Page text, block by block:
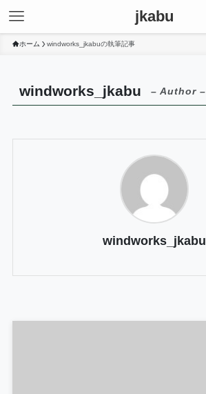
jkabu
ホーム windworks_jkabuの執筆記事
windworks_jkabu – Author –
windworks_jkabu